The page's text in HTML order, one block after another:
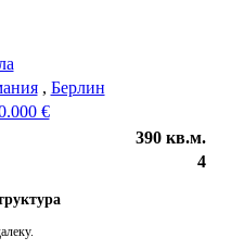
, Берлин
€
390 кв.м.
4